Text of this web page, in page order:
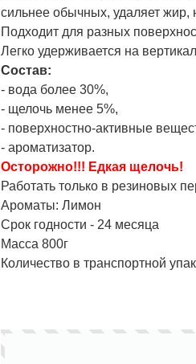
сильнее обычных, удаляет жир,
Подходит для разных
Легко удерживается на
Состав:
- вода более 30%,
- щелочь менее 5%,
- поверхностно-активные
- ароматизатор.
Осторожно!!! Едкая щелочь!
Работать только в резиновых
Ароматы: Лимон
Срок годности - 24 месяца
Масса 800г
Количество в транспортной